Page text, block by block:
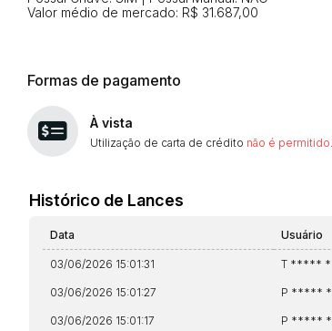
Valor médio de mercado: R$ 31.687,00
Formas de pagamento
À vista
Utilização de carta de crédito não é permitido
Histórico de Lances
Data Usuário
03/06/2026 15:01:31 T ***** *
03/06/2026 15:01:27 P ***** *
03/06/2026 15:01:17 P ***** *